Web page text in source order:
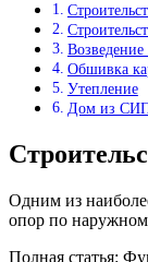
Возведение
Обшивка
Утепление
Дом из
Одним из
опор по
Полная статья: